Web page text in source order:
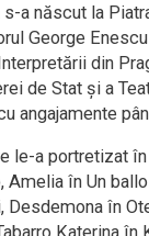
s-a născut la
George
din
de Stat și a
angajamente
le-a portretizat
în Un
Desdemona în